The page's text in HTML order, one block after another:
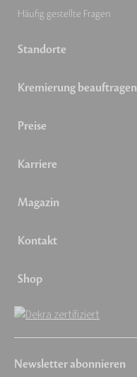
Häufig gestellte Fragen
Standorte
Kremierung beauftragen
Preise
Karriere
Magazin
Kontakt
Shop
Newsletter abonnieren